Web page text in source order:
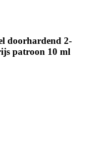
doorhardend 2-
patroon 10 ml